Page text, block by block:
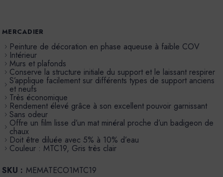
MERCADIER
Peinture de décoration en phase aqueuse à faible COV
Intérieur
Murs et plafonds
Conserve la structure initiale du support et le laissant respirer
S’applique facilement sur différents types de support anciens
et neufs
Très économique
Rendement élevé grâce à son excellent pouvoir garnissant
Sans odeur
Offre un film lisse d’un mat minéral proche d’un badigeon de
chaux
Doit être diluée avec 5% à 10% d’eau
Couleur : MTC19, Gris très clair
SKU : MEMATECO1MTC19